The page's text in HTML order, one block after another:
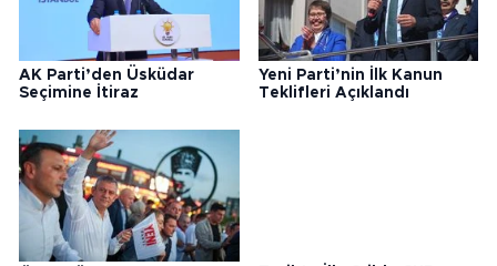
AK Parti’den Üsküdar
Seçimine İtiraz
Yeni Parti’nin İlk Kanun
Teklifleri Açıklandı